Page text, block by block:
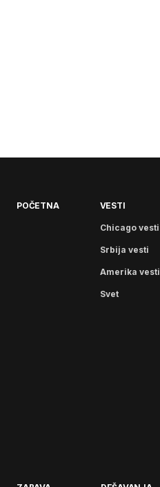
POČETNA VESTI
Chicago vesti
Srbija vesti
Amerika vesti
Svet